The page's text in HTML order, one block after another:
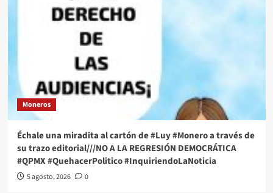
Moneros
Échale una miradita al cartón de #Luy #Monero a través de
su trazo editorial///NO A LA REGRESIÓN DEMOCRÁTICA
#QPMX #QuehacerPolitico #InquiriendoLaNoticia
5 agosto, 2026 0